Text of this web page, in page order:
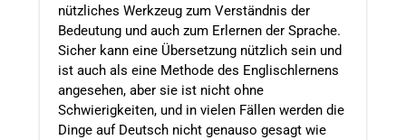
nützliches Werkzeug zum Verständnis der
Bedeutung und auch zum Erlernen der Sprache.
Sicher kann eine Übersetzung nützlich sein und
ist auch als eine Methode des Englischlernens
angesehen, aber sie ist nicht ohne
Schwierigkeiten, und in vielen Fällen werden die
Dinge auf Deutsch nicht genauso gesagt wie